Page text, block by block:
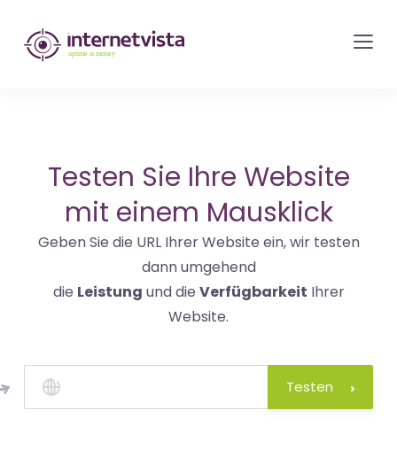
internetvista
Monitoring
Websites
und
Internet-
Diensten
Uptime
Testen Sie Ihre Website
mit einem Mausklick
Geben Sie die URL Ihrer Website ein, wir testen
dann umgehend
die Leistung und die Verfügbarkeit Ihrer
Website.
Testen